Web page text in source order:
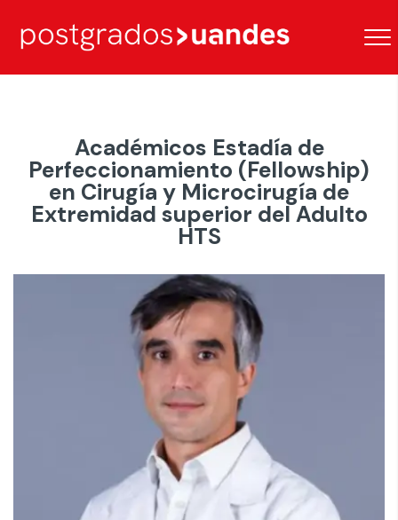
Académicos Estadía de
Perfeccionamiento (Fellowship)
en Cirugía y Microcirugía de
Extremidad superior del Adulto
HTS